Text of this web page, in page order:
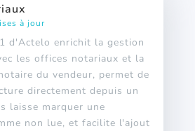
à jour
d'Actelo enrichit la gestion
les offices notariaux et la
du vendeur, permet de
directement depuis un
laisse marquer une
non lue, et facilite l'ajout